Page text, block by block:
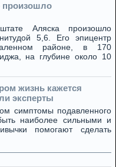
произошло
Аляска произошло
5,6. Его эпицентр
районе, в 170
на глубине около 10
жизнь кажется
эксперты
симптомы подавленного
наиболее сильными и
помогают сделать